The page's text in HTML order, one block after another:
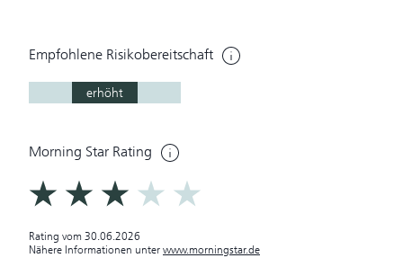
Empfohlene Risikobereitschaft
erhöht
Morning Star Rating
Rating vom 30.06.2026
Nähere Informationen unter www.morningstar.de